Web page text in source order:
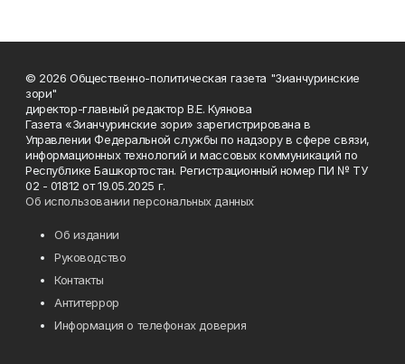
© 2026 Общественно-политическая газета "Зианчуринские
зори"
директор-главный редактор В.Е. Куянова
Газета «Зианчуринские зори» зарегистрирована в
Управлении Федеральной службы по надзору в сфере связи,
информационных технологий и массовых коммуникаций по
Республике Башкортостан. Регистрационный номер ПИ № ТУ
02 - 01812 от 19.05.2025 г.
Об использовании персональных данных
Об издании
Руководство
Контакты
Антитеррор
Информация о телефонах доверия